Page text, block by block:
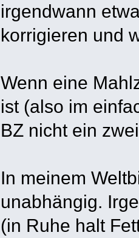
irgendwann
korrigieren und
Wenn eine
ist (also im
BZ nicht ein
In meinem
unabhängig.
(in Ruhe halt